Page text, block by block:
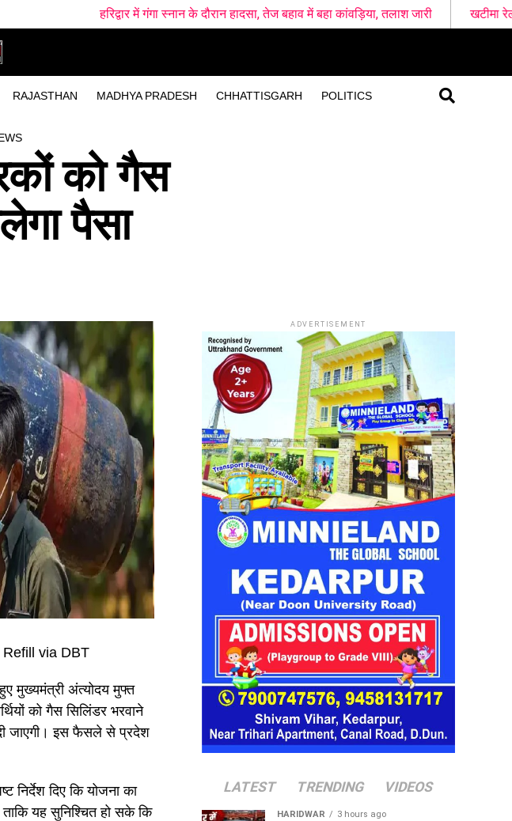
RAJASTHAN MADHYA PRADESH CHHATTISGARH POLITICS
में गंगा स्नान के दौरान हादसा, तेज बहाव में बहा कांवड़िया, तलाश जारी खटीमा रेलवे स्टेशन के पास दो शव
को गैस
पैसा
via DBT
मुख्यमंत्री अंत्योदय मुफ्त
को गैस सिलिंडर भरवाने
जाएगी। इस फैसले से प्रदेश
निर्देश दिए कि योजना का
यह सुनिश्चित हो सके कि
ADVERTISEMENT
LATEST TRENDING VIDEOS
HARIDWAR 3 hours ago